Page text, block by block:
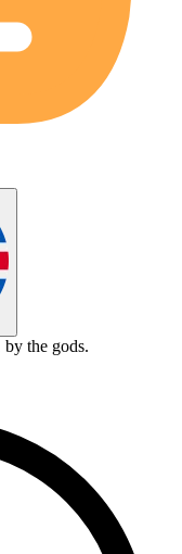
by the gods.